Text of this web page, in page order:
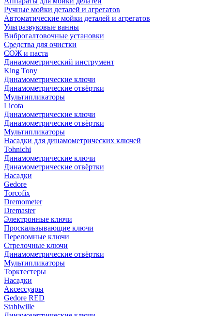
Ручные мойки деталей и агрегатов
Автоматические мойки деталей и агрегатов
Ультразвуковые ванны
Виброгалтовочные установки
Средства для очистки
СОЖ и паста
Динамометрический инструмент
King Tony
Динамометрические ключи
Динамометрические отвёртки
Мультипликаторы
Licota
Динамометрические ключи
Динамометрические отвёртки
Мультипликаторы
Насадки для динамометрических ключей
Tohnichi
Динамометрические ключи
Динамометрические отвёртки
Насадки
Gedore
Torcofix
Dremometer
Dremaster
Электронные ключи
Проскальзывающие ключи
Переломные ключи
Стрелочные ключи
Динамометрические отвёртки
Мультипликаторы
Торктестеры
Насадки
Аксессуары
Gedore RED
Stahlwille